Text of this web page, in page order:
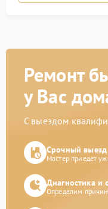
Ремонт
у Вас
С выездом
Срочный выезд
Мастер приедет
Диагностика и
Определим